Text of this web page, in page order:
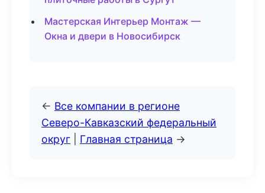
Мастерская Интерьер Монтаж —
Окна и двери в Новосибирск
← Все компании в регионе
Северо-Кавказский федеральный
округ
Главная страница →